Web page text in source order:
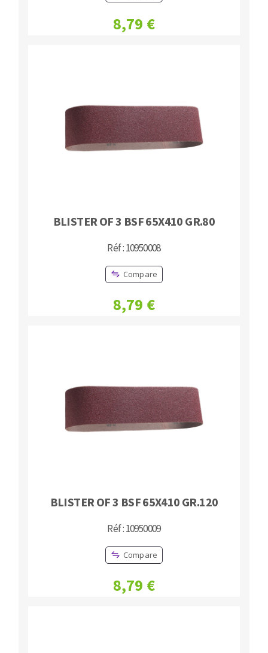
8,79 €
BLISTER OF 3 BSF 65X410 GR.80
Réf : 10950008
Compare
8,79 €
BLISTER OF 3 BSF 65X410 GR.120
Réf : 10950009
Compare
8,79 €